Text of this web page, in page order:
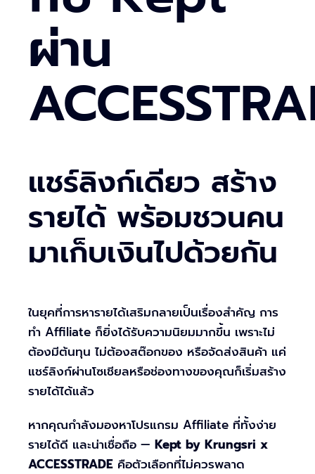
ผ่าน
แชร์ลิงก์เดียว สร้าง
รายได้ พร้อมชวนคน
มาเก็บเงินไปด้วยกัน
ในยุคที่การหารายได้เสริมกลายเป็นเรื่องสำคัญ การ
ทำ Affiliate ก็ยิ่งได้รับความนิยมมากขึ้น เพราะไม่
ต้องมีต้นทุน ไม่ต้องสต๊อกของ หรือจัดส่งสินค้า แค่
แชร์ลิงก์ผ่านโซเชียลหรือช่องทางของคุณก็เริ่มสร้าง
รายได้ได้แล้ว
หากคุณกำลังมองหาโปรแกรม Affiliate ที่ทั้งง่าย
รายได้ดี และน่าเชื่อถือ — Kept by Krungsri x
ACCESSTRADE คือตัวเลือกที่ไม่ควรพลาด